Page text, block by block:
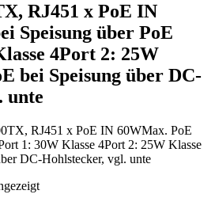
RJ451 x PoE IN
Speisung über PoE
4Port 2: 25W
bei Speisung über DC-
unte
RJ451 x PoE IN 60WMax. PoE
1: 30W Klasse 4Port 2: 25W Klasse
DC-Hohlstecker, vgl. unte